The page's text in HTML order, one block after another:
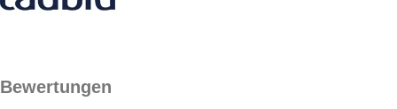
Bewertungen